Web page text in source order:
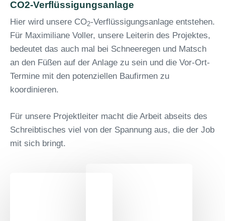
CO2-Verflüssigungsanlage
Hier wird unsere CO2-Verflüssigungsanlage entstehen.
Für Maximiliane Voller, unsere Leiterin des Projektes,
bedeutet das auch mal bei Schneeregen und Matsch
an den Füßen auf der Anlage zu sein und die Vor-Ort-
Termine mit den potenziellen Baufirmen zu
koordinieren.
Für unsere Projektleiter macht die Arbeit abseits des
Schreibtisches viel von der Spannung aus, die der Job
mit sich bringt.